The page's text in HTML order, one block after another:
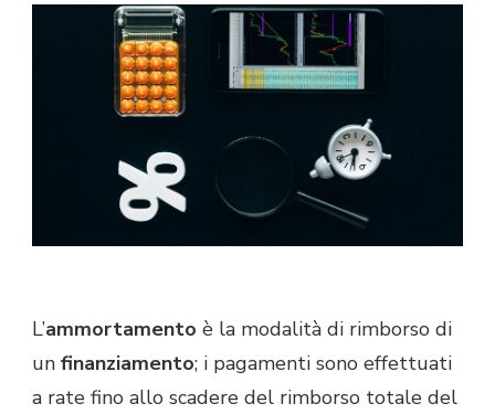
L’ammortamento è la modalità di rimborso di
un finanziamento; i pagamenti sono effettuati
a rate fino allo scadere del rimborso totale del